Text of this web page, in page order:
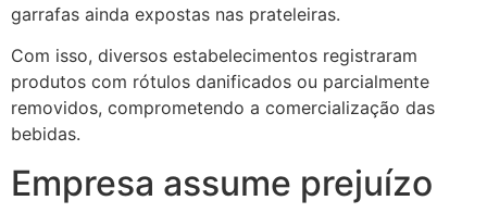
garrafas ainda expostas nas prateleiras.
Com isso, diversos estabelecimentos registraram
produtos com rótulos danificados ou parcialmente
removidos, comprometendo a comercialização das
bebidas.
Empresa assume prejuízo